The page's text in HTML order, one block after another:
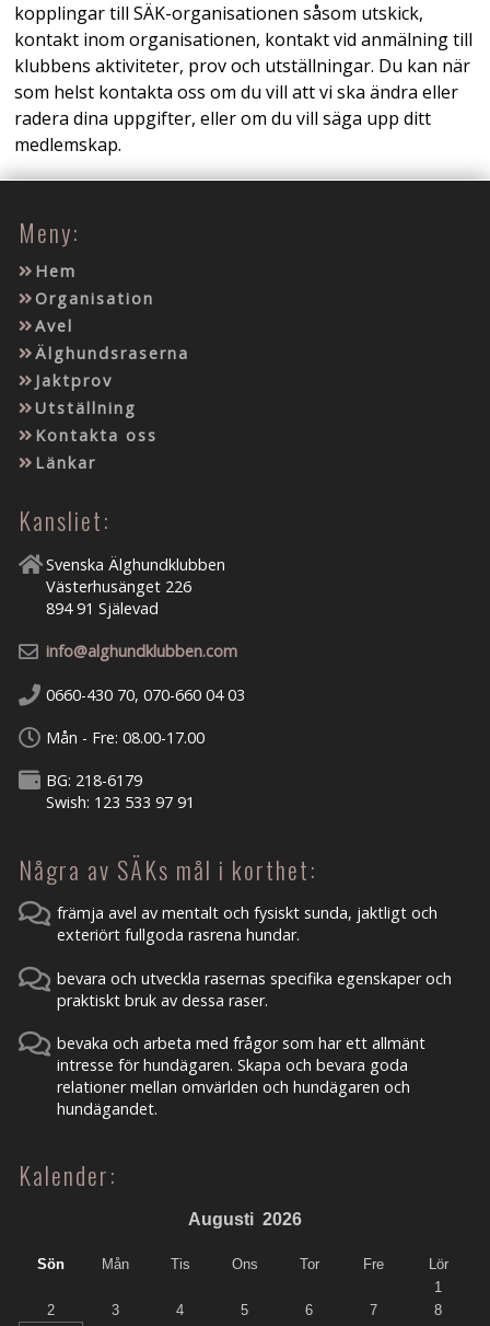
kopplingar till SÄK-organisationen såsom utskick,
kontakt inom organisationen, kontakt vid anmälning till
klubbens aktiviteter, prov och utställningar. Du kan när
som helst kontakta oss om du vill att vi ska ändra eller
radera dina uppgifter, eller om du vill säga upp ditt
medlemskap.
Meny:
Hem
Organisation
Avel
Älghundsraserna
Jaktprov
Utställning
Kontakta oss
Länkar
Kansliet:
Svenska Älghundklubben
Västerhusänget 226
894 91 Själevad
info@alghundklubben.com
0660-430 70, 070-660 04 03
Mån - Fre: 08.00-17.00
BG: 218-6179
Swish: 123 533 97 91
Några av SÄKs mål i korthet:
främja avel av mentalt och fysiskt sunda, jaktligt och
exteriört fullgoda rasrena hundar.
bevara och utveckla rasernas specifika egenskaper och
praktiskt bruk av dessa raser.
bevaka och arbeta med frågor som har ett allmänt
intresse för hundägaren. Skapa och bevara goda
relationer mellan omvärlden och hundägaren och
hundägandet.
Kalender:
Augusti 2026
Sön Mån Tis Ons Tor Fre
Lör
1
2
3 4 5 6 7 8